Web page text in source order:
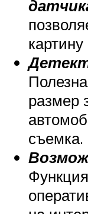
размер
съемка.